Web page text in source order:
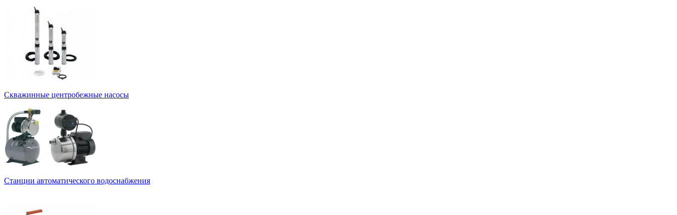
Скважинные центробежные насосы
Станции автоматического водоснабжения